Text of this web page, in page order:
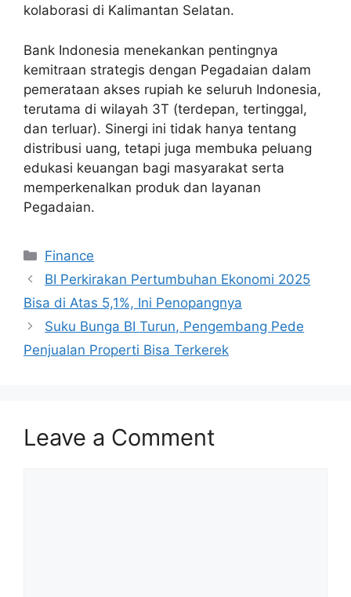
kolaborasi di Kalimantan Selatan.
Bank Indonesia menekankan pentingnya
kemitraan strategis dengan Pegadaian dalam
pemerataan akses rupiah ke seluruh Indonesia,
terutama di wilayah 3T (terdepan, tertinggal,
dan terluar). Sinergi ini tidak hanya tentang
distribusi uang, tetapi juga membuka peluang
edukasi keuangan bagi masyarakat serta
memperkenalkan produk dan layanan
Pegadaian.
Categories
Finance
BI Perkirakan Pertumbuhan Ekonomi 2025
Bisa di Atas 5,1%, Ini Penopangnya
Suku Bunga BI Turun, Pengembang Pede
Penjualan Properti Bisa Terkerek
Leave a Comment